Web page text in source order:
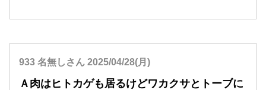
933 名無しさん 2025/04/28(月)
Ａ肉はヒトカゲも居るけどワカクサとトーブに